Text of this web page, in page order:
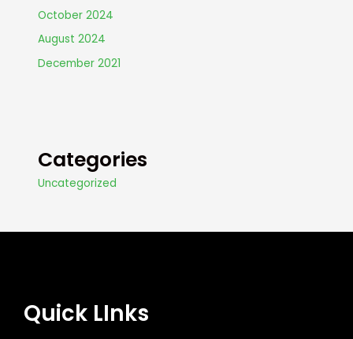
October 2024
August 2024
December 2021
Categories
Uncategorized
Quick LInks